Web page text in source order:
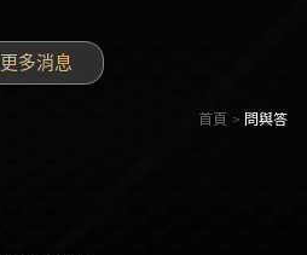
更多消息
首頁 問與答